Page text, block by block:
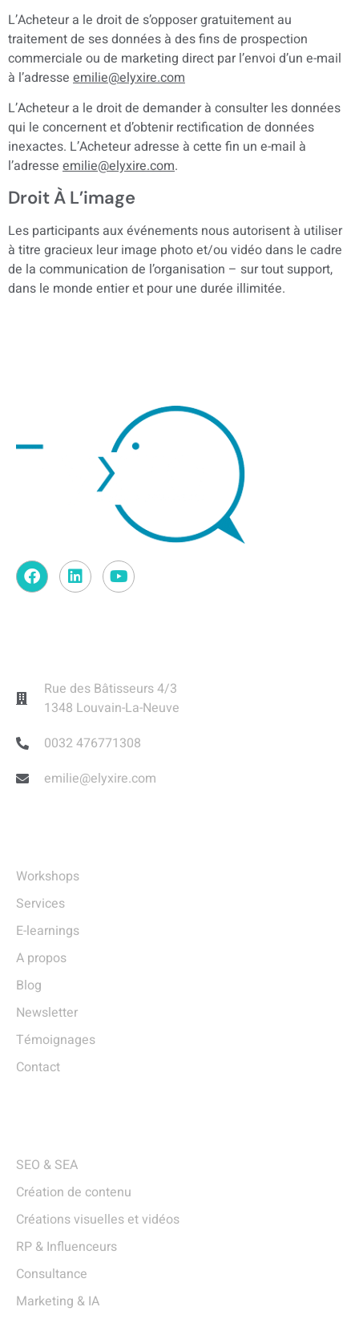
L’Acheteur a le droit de s’opposer gratuitement au
traitement de ses données à des fins de prospection
commerciale ou de marketing direct par l’envoi d’un e-mail
à l’adresse emilie@elyxire.com
L’Acheteur a le droit de demander à consulter les données
qui le concernent et d’obtenir rectification de données
inexactes. L’Acheteur adresse à cette fin un e-mail à
l’adresse emilie@elyxire.com.
Droit À L’image
Les participants aux événements nous autorisent à utiliser
à titre gracieux leur image photo et/ou vidéo dans le cadre
de la communication de l’organisation – sur tout support,
dans le monde entier et pour une durée illimitée.
Rue des Bâtisseurs 4/3
1348 Louvain-La-Neuve
0032 476771308
emilie@elyxire.com
Workshops
Services
E-learnings
A propos
Blog
Newsletter
Témoignages
Contact
SEO & SEA
Création de contenu
Créations visuelles et vidéos
RP & Influenceurs
Consultance
Marketing & IA